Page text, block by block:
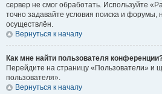
сервер не смог обработать. Используйте
точно задавайте условия поиска и форумы,
осуществлён.
Вернуться к началу
Как мне найти пользователя
Перейдите на страницу «Пользователи» и
пользователя».
Вернуться к началу